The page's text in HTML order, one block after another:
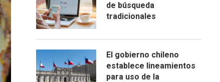
de búsqueda
tradicionales
El gobierno chileno
establece lineamientos
para uso de la